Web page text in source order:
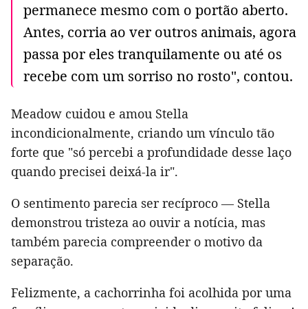
permanece mesmo com o portão aberto.
Antes, corria ao ver outros animais, agora
passa por eles tranquilamente ou até os
recebe com um sorriso no rosto", contou.
Meadow cuidou e amou Stella
incondicionalmente, criando um vínculo tão
forte que "só percebi a profundidade desse laço
quando precisei deixá-la ir".
O sentimento parecia ser recíproco — Stella
demonstrou tristeza ao ouvir a notícia, mas
também parecia compreender o motivo da
separação.
Felizmente, a cachorrinha foi acolhida por uma